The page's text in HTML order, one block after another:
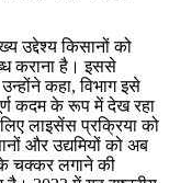
उद्देश्य किसानों को
कराना है। इससे
कहा, विभाग इसे
कदम के रूप में देख रहा
लाइसेंस प्रक्रिया को
और उद्यमियों को अब
चक्कर लगाने की